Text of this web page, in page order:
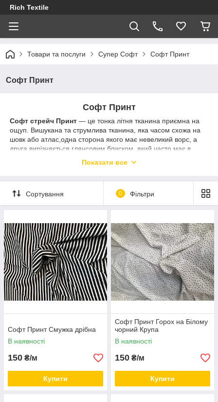
Rich Textile
Товари та послуги Супер Софт Софт Принт
Софт Принт
Софт Принт
Софт стрейч Принт — це тонка літня тканина приємна на
ощуп. Вишукана та струмлива тканина, яка часом схожа на
шовк або атлас,одна сторона якого має невеликий ворс, а
друга вирізняється глянсовим блиском, який часто має в
легка та добре лягає на фігурі. ЗСофташиють жіночий одяг,
а також чоловічі літні сорочки.
Софт
разів, погладити гарячою праскою і він залишиться таким
ПридбатиСофт Принт, не виходячи з дому, стало можливим
завдяки інтернет-магазині тканин«RichTex». Для зручності
наших клієнтів ми маємо як гурт, так і роздріб.
Приємних покупок!
Показати все
Сортування 0 Фільтри
Софт Принт Смужка дрібна
В наявності
150 ₴/м
Купити
Софт Принт Горох на Білому
чорний Крупа
В наявності
150 ₴/м
Купити